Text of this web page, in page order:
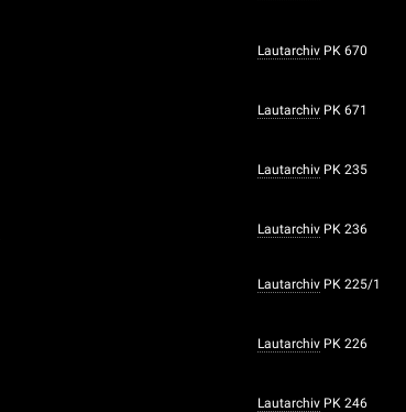
Lautarchiv PK 670
Lautarchiv PK 671
Lautarchiv PK 235
Lautarchiv PK 236
Lautarchiv PK 225/1
Lautarchiv PK 226
Lautarchiv PK 246